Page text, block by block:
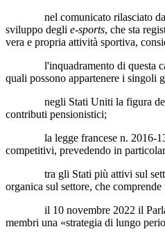
nel comunicato rilasciato dal
sviluppo degli e-sports, che sta
vera e propria attività sportiva,
l'inquadramento di questa
quali possono appartenere i singoli
negli Stati Uniti la figura
contributi pensionistici;
la legge francese n. 2016-1321
competitivi, prevedendo in
tra gli Stati più attivi sul
organica sul settore, che
il 10 novembre 2022 il
membri una «strategia di lungo